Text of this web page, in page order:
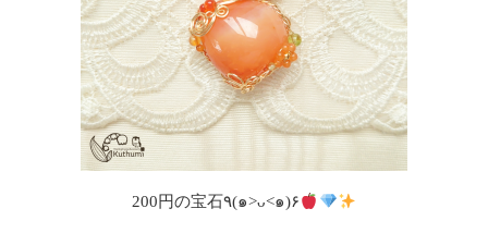
200円の宝石٩(๑>ᴗ<๑)۶